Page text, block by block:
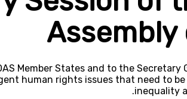
Assembly
Member States and to the
human rights issues that need to
inequality